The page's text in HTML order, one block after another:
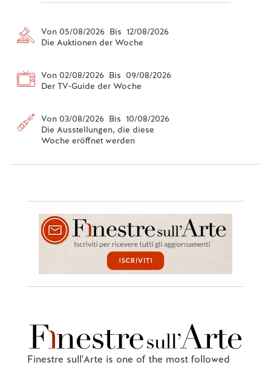
Von 05/08/2026 Bis 12/08/2026
Die Auktionen der Woche
Von 02/08/2026 Bis 09/08/2026
Der TV-Guide der Woche
Von 03/08/2026 Bis 10/08/2026
Die Ausstellungen, die diese
Woche eröffnet werden
Finestre sull'Arte is one of the most followed